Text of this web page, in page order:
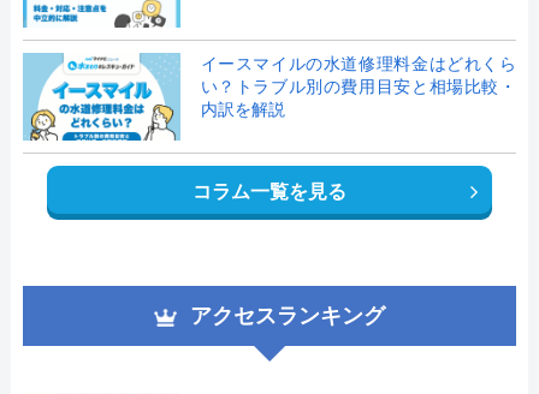
イースマイルの水道修理料金はどれくら
い？トラブル別の費用目安と相場比較・
内訳を解説
コラム一覧を見る
アクセスランキング